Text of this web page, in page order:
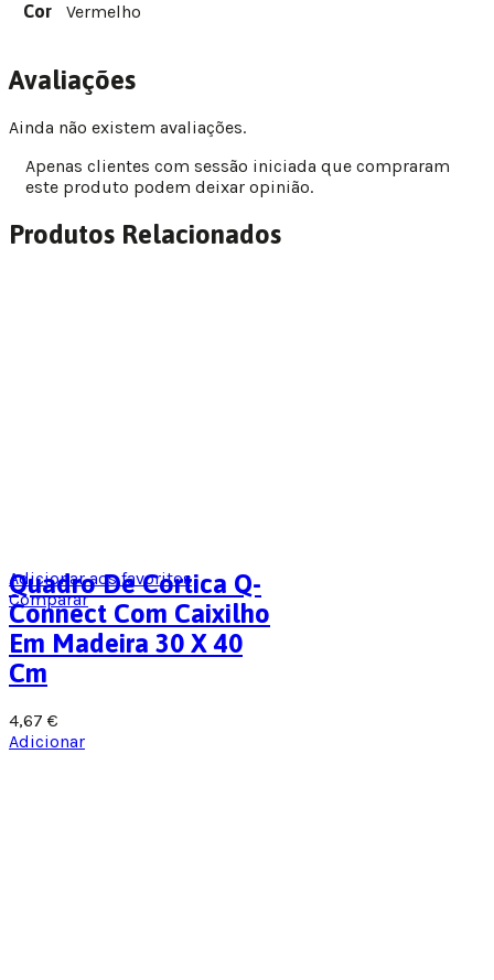
Cor Vermelho
Avaliações
Ainda não existem avaliações.
Apenas clientes com sessão iniciada que compraram
este produto podem deixar opinião.
Produtos Relacionados
Adicionar aos favoritos
Comparar
Quadro De Cortica Q-
Connect Com Caixilho
Em Madeira 30 X 40
Cm
4,67 €
Adicionar